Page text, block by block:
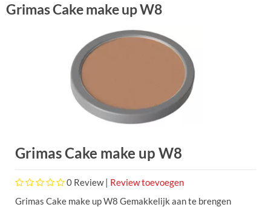
Grimas Cake make up W8
Grimas Cake make up W8
0 Review | Review toevoegen
Grimas Cake make up W8 Gemakkelijk aan te brengen